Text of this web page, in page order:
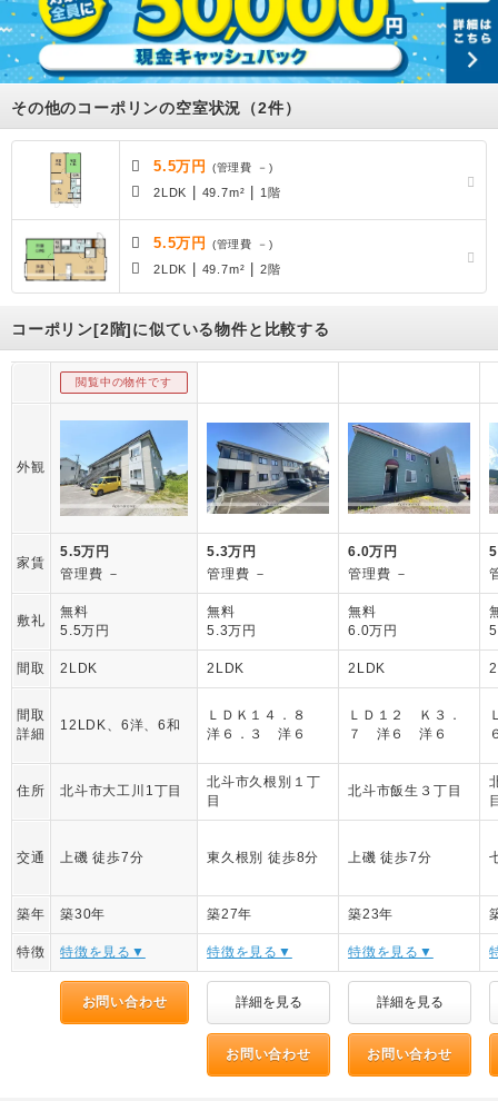
その他のコーポリンの空室状況（2件）
5.5万円 (管理費 －)
2LDK | 49.7m² | 1階
5.5万円 (管理費 －)
2LDK | 49.7m² | 2階
コーポリン[2階]に似ている物件と比較する
閲覧中の物件です
外観
家賃
5.5万円
管理費 －
5.3万円
管理費 －
6.0万円
管理費 －
敷礼
無料
5.5万円
無料
5.3万円
無料
6.0万円
間取 2LDK 2LDK 2LDK
間取
詳細
12LDK、6洋、6和
ＬＤＫ１４．８
洋６．３ 洋６
ＬＤ１２ Ｋ３．
７ 洋６ 洋６
住所 北斗市大工川1丁目
北斗市久根別１丁
目
北斗市飯生３丁目
交通 上磯 徒歩7分 東久根別 徒歩8分 上磯 徒歩7分
築年 築30年 築27年 築23年
特徴 特徴を見る▼ 特徴を見る▼ 特徴を見る▼
お問い合わせ 詳細を見る 詳細を見る
お問い合わせ お問い合わせ